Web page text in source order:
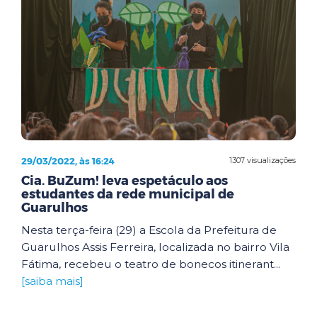
1307 visualizações
29/03/2022, às 16:24
Cia. BuZum! leva espetáculo aos
estudantes da rede municipal de
Guarulhos
Nesta terça-feira (29) a Escola da Prefeitura de
Guarulhos Assis Ferreira, localizada no bairro Vila
Fátima, recebeu o teatro de bonecos itinerant...
[saiba mais]